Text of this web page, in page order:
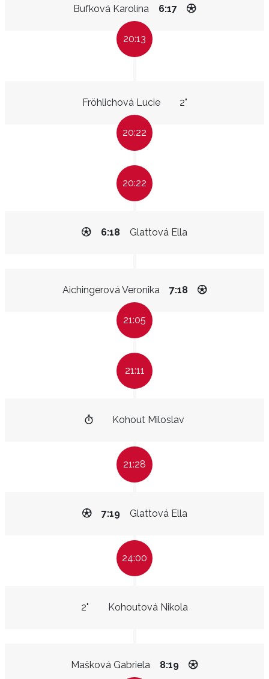
Bufková Karolína 6:17
20:13
Fröhlichová Lucie 2"
20:22
20:22
Glattová Ella
6:18
Aichingerová Veronika 7:18
21:05
21:11
Kohout Miloslav
21:28
Glattová Ella
7:19
24:00
Kohoutová Nikola
2"
Mašková Gabriela 8:19